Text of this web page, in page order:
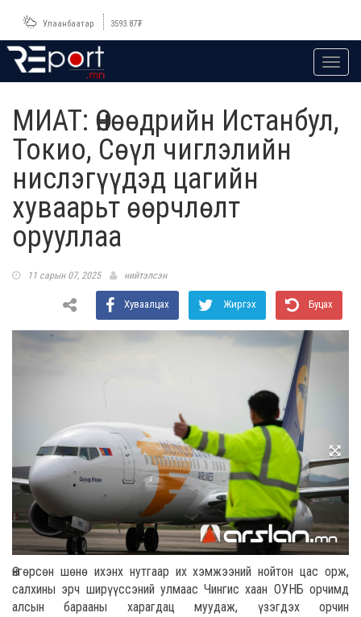
Улаанбаатар 3593.87₮
МИАТ: Өнөөдрийн Истанбул,
Токио, Сөүл чиглэлийн
нислэгүүдэд цагийн
хуваарьт өөрчлөлт
орууллаа
11 сарын 07, 2025 нийтэлсэн
Хуваалцах Жиргэх Буцах
Өнгөрсөн шөнө ихэнх нутгаар их хэмжээний нойтон цас орж,
салхины эрч ширүүссэний улмаас Чингис хаан ОУНБ орчимд
алсын барааны харагдац муудаж, үзэгдэх орчин